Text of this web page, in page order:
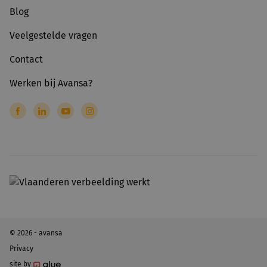
Blog
Veelgestelde vragen
Contact
Werken bij Avansa?
© 2026 - avansa
Privacy
site by